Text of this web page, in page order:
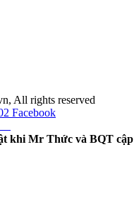
All rights reserved
Facebook
khi Mr Thức và BQT cập